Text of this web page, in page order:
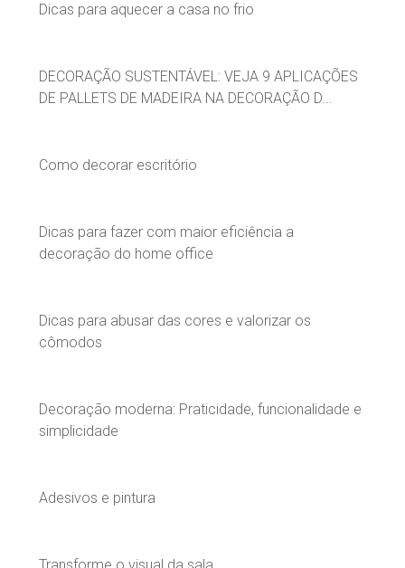
Dicas para aquecer a casa no frio
DECORAÇÃO SUSTENTÁVEL: VEJA 9 APLICAÇÕES
DE PALLETS DE MADEIRA NA DECORAÇÃO D...
Como decorar escritório
Dicas para fazer com maior eficiência a
decoração do home office
Dicas para abusar das cores e valorizar os
cômodos
Decoração moderna: Praticidade, funcionalidade e
simplicidade
Adesivos e pintura